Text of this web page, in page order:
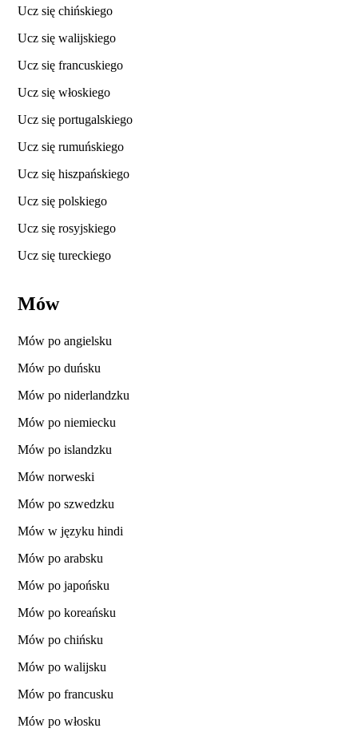
Ucz się chińskiego
Ucz się walijskiego
Ucz się francuskiego
Ucz się włoskiego
Ucz się portugalskiego
Ucz się rumuńskiego
Ucz się hiszpańskiego
Ucz się polskiego
Ucz się rosyjskiego
Ucz się tureckiego
Mów
Mów po angielsku
Mów po duńsku
Mów po niderlandzku
Mów po niemiecku
Mów po islandzku
Mów norweski
Mów po szwedzku
Mów w języku hindi
Mów po arabsku
Mów po japońsku
Mów po koreańsku
Mów po chińsku
Mów po walijsku
Mów po francusku
Mów po włosku